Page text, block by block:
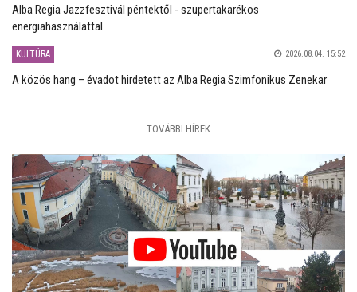
Alba Regia Jazzfesztivál péntektől - szupertakarékos
energiahasználattal
KULTÚRA 2026.08.04. 15:52
A közös hang – évadot hirdetett az Alba Regia Szimfonikus Zenekar
TOVÁBBI HÍREK